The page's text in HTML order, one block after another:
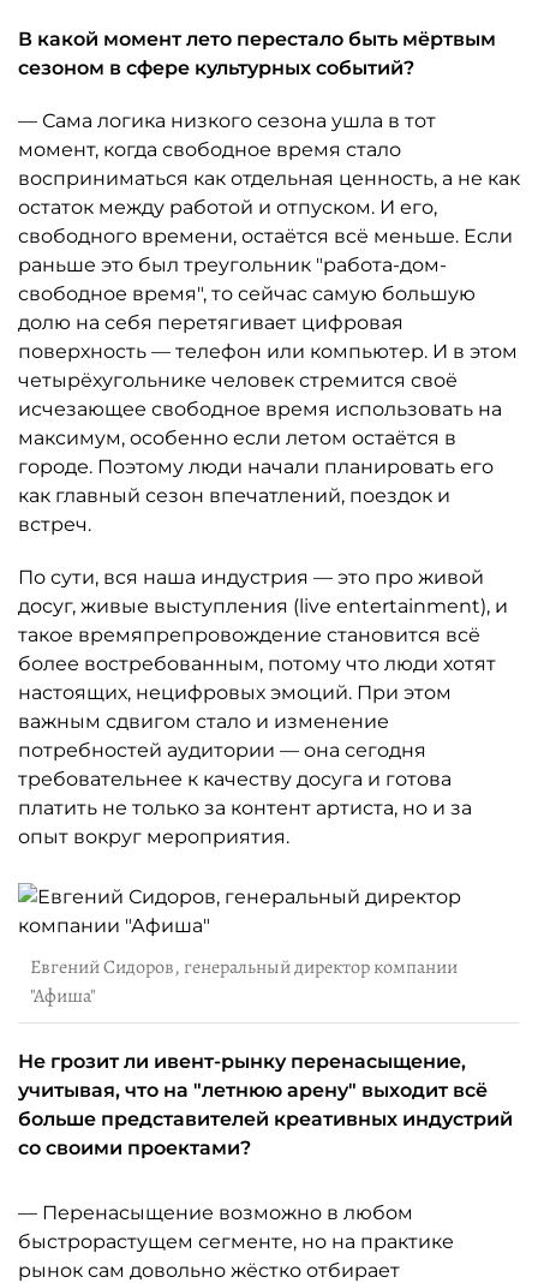
В какой момент лето перестало быть мёртвым
сезоном в сфере культурных событий?
— Сама логика низкого сезона ушла в тот
момент, когда свободное время стало
восприниматься как отдельная ценность, а не как
остаток между работой и отпуском. И его,
свободного времени, остаётся всё меньше. Если
раньше это был треугольник "работа-дом-
свободное время", то сейчас самую большую
долю на себя перетягивает цифровая
поверхность — телефон или компьютер. И в этом
четырёхугольнике человек стремится своё
исчезающее свободное время использовать на
максимум, особенно если летом остаётся в
городе. Поэтому люди начали планировать его
как главный сезон впечатлений, поездок и
встреч.
По сути, вся наша индустрия — это про живой
досуг, живые выступления (live entertainment), и
такое времяпрепровождение становится всё
более востребованным, потому что люди хотят
настоящих, нецифровых эмоций. При этом
важным сдвигом стало и изменение
потребностей аудитории — она сегодня
требовательнее к качеству досуга и готова
платить не только за контент артиста, но и за
опыт вокруг мероприятия.
Евгений Сидоров, генеральный директор компании
"Афиша"
Не грозит ли ивент-рынку перенасыщение,
учитывая, что на "летнюю арену" выходит всё
больше представителей креативных индустрий
со своими проектами?
— Перенасыщение возможно в любом
быстрорастущем сегменте, но на практике
рынок сам довольно жёстко отбирает